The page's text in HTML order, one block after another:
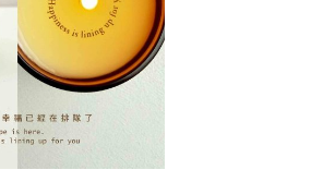
可
在
產
頁
面
選